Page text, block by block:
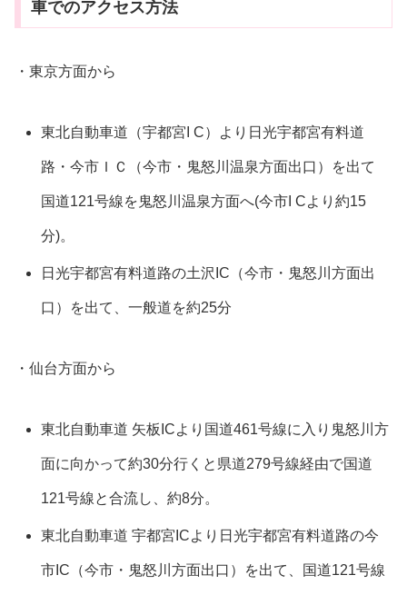
車でのアクセス方法
・東京方面から
東北自動車道（宇都宮I C）より日光宇都宮有料道
路・今市ＩＣ（今市・鬼怒川温泉方面出口）を出て
国道121号線を鬼怒川温泉方面へ(今市I Cより約15
分)。
日光宇都宮有料道路の土沢IC（今市・鬼怒川方面出
口）を出て、一般道を約25分
・仙台方面から
東北自動車道 矢板ICより国道461号線に入り鬼怒川方
面に向かって約30分行くと県道279号線経由で国道
121号線と合流し、約8分。
東北自動車道 宇都宮ICより日光宇都宮有料道路の今
市IC（今市・鬼怒川方面出口）を出て、国道121号線